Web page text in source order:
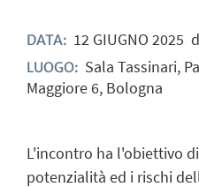
DATA: 12 GIUGNO 2025
LUOGO: Sala Tassinari,
Maggiore 6, Bologna
L'incontro ha l'obiettivo
potenzialità ed i rischi